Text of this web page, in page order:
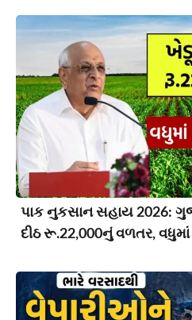
પાક નુકસાન સહાય 2026:
દીઠ રૂ.22,000નું વળતર,